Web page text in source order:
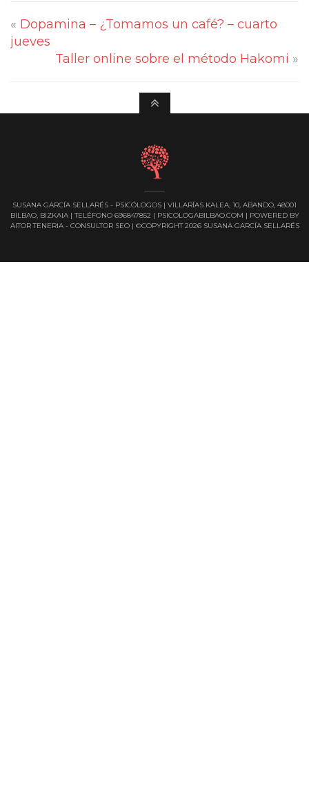
« Dopamina – ¿Tomamos un café? – cuarto
jueves
Taller online sobre el método Hakomi »
SUSANA GARCÍA SELLARÉS - PSICÓLOGOS | VILLARÍAS KALEA, 10, ABANDO, 48001
BILBAO, BIZKAIA | TELÉFONO 696847852 | PSICOLOGABILBAO.COM | POWERED BY
AITOR TENERIA - CONSULTOR SEO| ©COPYRIGHT 2026 SUSANA GARCÍA SELLARÉS